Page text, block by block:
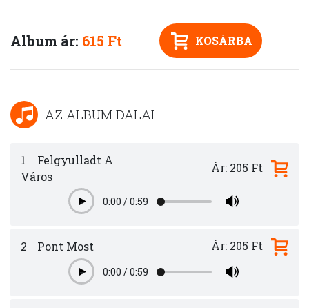
Album ár: 615 Ft KOSÁRBA
AZ ALBUM DALAI
1
Felgyulladt A
Város
Play0:00 /0:59
Ár: 205 Ft
2 Pont Most
Play0:00 /0:59
Ár: 205 Ft